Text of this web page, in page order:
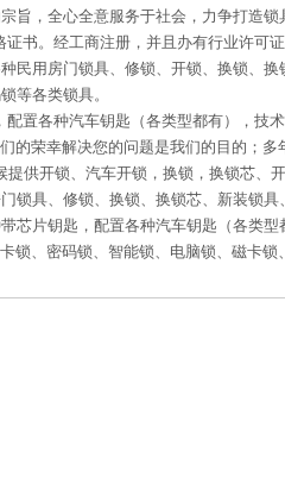
旨，全心全意服务于社会，力争打造锁
证书。经工商注册，并且办有行业许可
民用房门锁具、修锁、开锁、换锁、
等各类锁具。
置各种汽车钥匙（各类型都有），技
的荣幸解决您的问题是我们的目的；多
提供开锁、汽车开锁，换锁，换锁芯、
锁具、修锁、换锁、换锁芯、新装锁
芯片钥匙，配置各种汽车钥匙（各类型
锁、密码锁、智能锁、电脑锁、磁卡